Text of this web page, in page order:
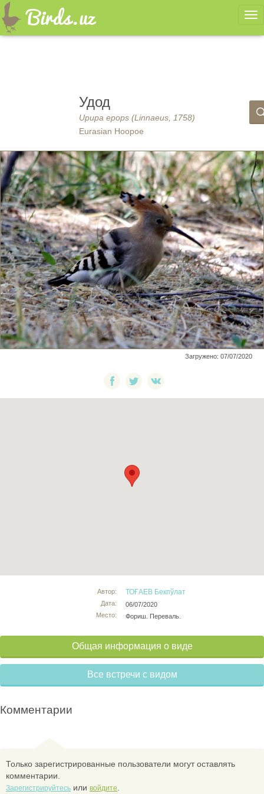
Удод
Upupa epops (Linnaeus, 1758)
Eurasian Hoopoe
Загружено: 07/07/2020
Автор:
Дата:
Место:
ТОҒАЕВ Бекпўлат
06/07/2020
Фориш. Переваль.
Общая информация о виде
Все встречи с видом
Комментарии
Только зарегистрированные пользователи могут оставлять
комментарии.
Зарегистрируйтесь или войдите